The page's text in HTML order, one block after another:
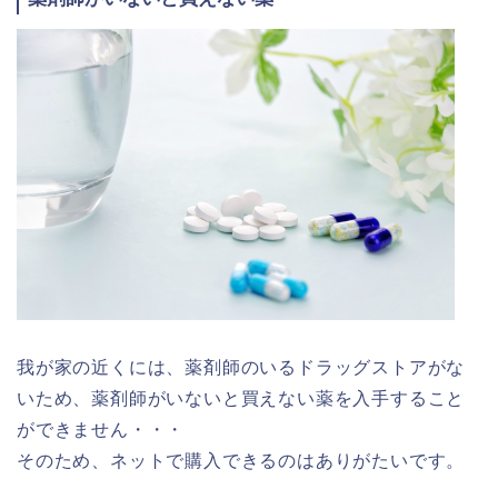
我が家の近くには、薬剤師のいるドラッグストアがな
いため、薬剤師がいないと買えない薬を入手すること
ができません・・・
そのため、ネットで購入できるのはありがたいです。